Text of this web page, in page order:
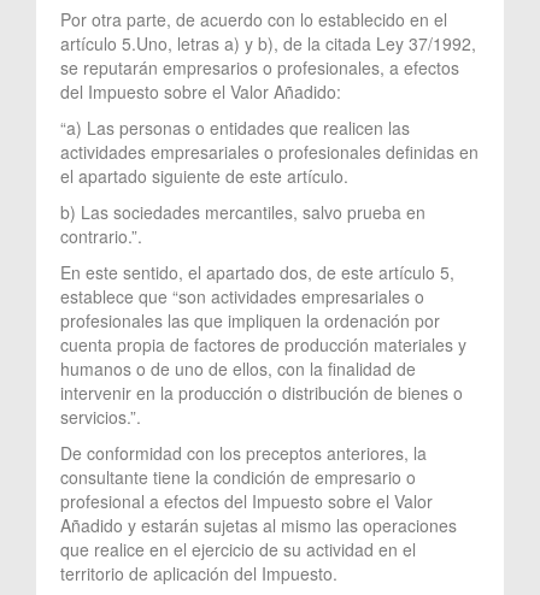
Por otra parte, de acuerdo con lo establecido en el
artículo 5.Uno, letras a) y b), de la citada Ley 37/1992,
se reputarán empresarios o profesionales, a efectos
del Impuesto sobre el Valor Añadido:
“a) Las personas o entidades que realicen las
actividades empresariales o profesionales definidas en
el apartado siguiente de este artículo.
b) Las sociedades mercantiles, salvo prueba en
contrario.”.
En este sentido, el apartado dos, de este artículo 5,
establece que “son actividades empresariales o
profesionales las que impliquen la ordenación por
cuenta propia de factores de producción materiales y
humanos o de uno de ellos, con la finalidad de
intervenir en la producción o distribución de bienes o
servicios.”.
De conformidad con los preceptos anteriores, la
consultante tiene la condición de empresario o
profesional a efectos del Impuesto sobre el Valor
Añadido y estarán sujetas al mismo las operaciones
que realice en el ejercicio de su actividad en el
territorio de aplicación del Impuesto.